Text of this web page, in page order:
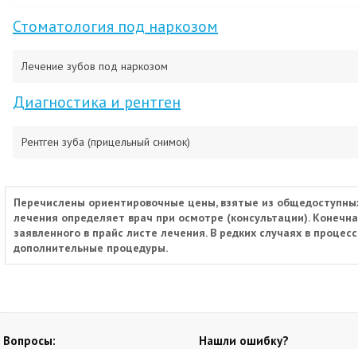
Стоматология под наркозом
Лечение зубов под наркозом
Диагностика и рентген
Рентген зуба (прицельный снимок)
Перечислены ориентировочные цены, взятые из
лечения определяет врач при осмотре (консультации).
заявленного в прайс листе лечения. В редких случаях в
дополнительные процедуры.
Вопросы: Нашли ошибку?